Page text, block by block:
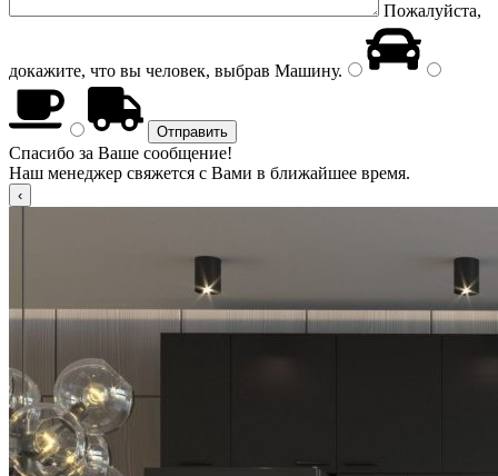
Пожалуйста,
докажите, что вы человек, выбрав Машину.
Спасибо за Ваше сообщение!
Наш менеджер свяжется с Вами в ближайшее время.